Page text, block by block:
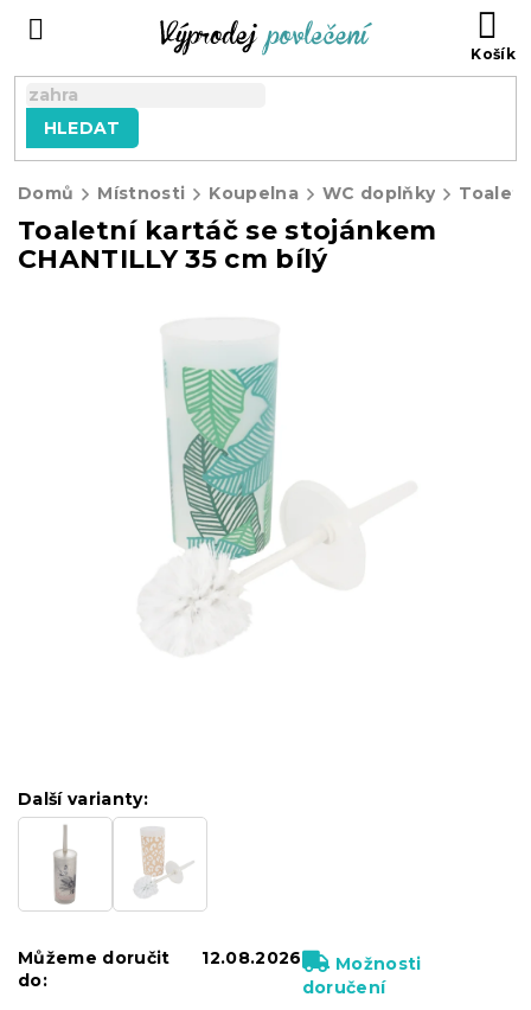
HLEDAT
Domů Místnosti Koupelna WC doplňky
Toaletní kartáč se stojánkem
CHANTILLY 35 cm bílý
Další varianty:
Můžeme doručit
do:
12.08.2026
Možnosti
doručení